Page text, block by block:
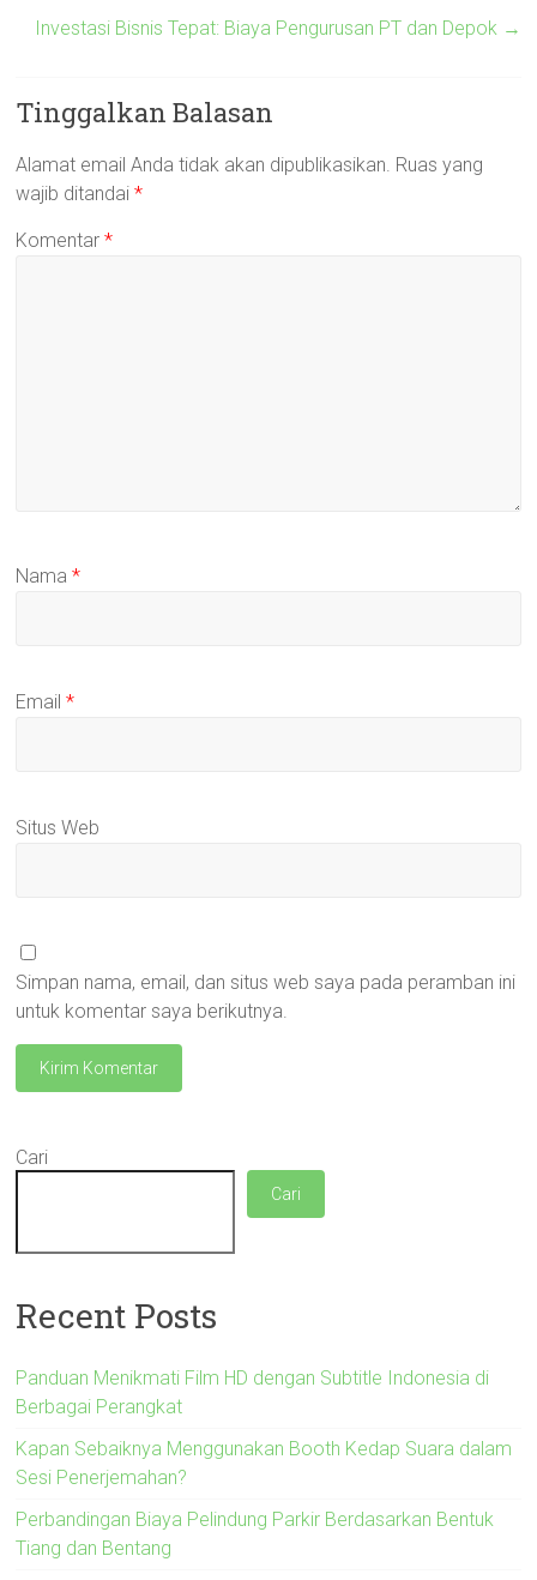
Investasi Bisnis Tepat: Biaya Pengurusan PT dan Depok →
Tinggalkan Balasan
Alamat email Anda tidak akan dipublikasikan. Ruas yang
wajib ditandai*
Komentar*
Nama*
Email*
Situs Web
Simpan nama, email, dan situs web saya pada peramban ini
untuk komentar saya berikutnya.
Cari
Cari
Recent Posts
Panduan Menikmati Film HD dengan Subtitle Indonesia di
Berbagai Perangkat
Kapan Sebaiknya Menggunakan Booth Kedap Suara dalam
Sesi Penerjemahan?
Perbandingan Biaya Pelindung Parkir Berdasarkan Bentuk
Tiang dan Bentang